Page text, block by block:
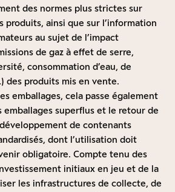
des normes plus strictes sur
produits, ainsi que sur l’information
au sujet de l’impact
de gaz à effet de serre,
consommation d’eau, de
des produits mis en vente.
emballages, cela passe également
emballages superflus et le retour de
de contenants
dont l’utilisation doit
obligatoire. Compte tenu des
initiaux en jeu et de la
les infrastructures de collecte, de